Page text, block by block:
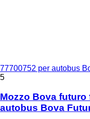
77700752 per autobus
5
Mozzo Bova futuro
autobus Bova